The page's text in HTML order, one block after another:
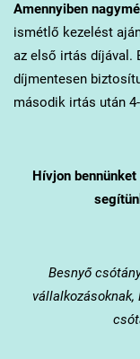
Amennyiben
ismétlő kezelést
az első irtás díjával.
díjmentesen
második irtás után
Hívjon
Besnyő